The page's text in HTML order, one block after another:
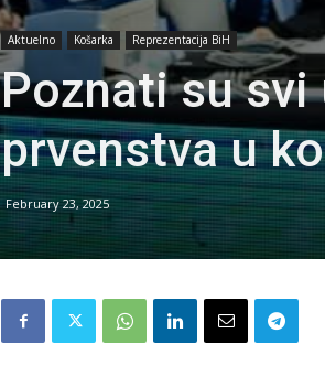
Aktuelno Košarka Reprezentacija BiH
Poznati su svi
prvenstva u
February 23, 2025